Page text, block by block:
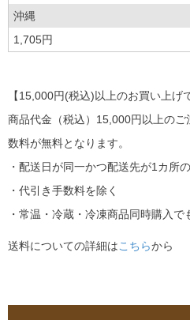
沖縄
1,705円
【15,000円(税込)以上のお買い上げ
商品代金（税込）15,000円以上の
数料が無料となります。
・配送日が同一かつ配送先が1カ所
・代引き手数料を除く
・常温・冷蔵・冷凍商品同時購入で
送料についての詳細はこちらから